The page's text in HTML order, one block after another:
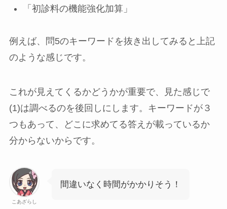
「初診料の機能強化加算」
例えば、問5のキーワードを抜き出してみると上記
のような感じです。
これが見えてくるかどうかが重要で、見た感じで
(1)は調べるのを後回しにします。キーワードが３
つもあって、どこに求めてる答えが載っているか
分からないからです。
こあざらし
間違いなく時間がかかりそう！